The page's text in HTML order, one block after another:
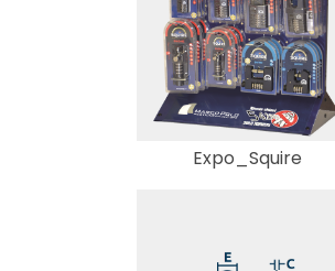
Expo_Squire